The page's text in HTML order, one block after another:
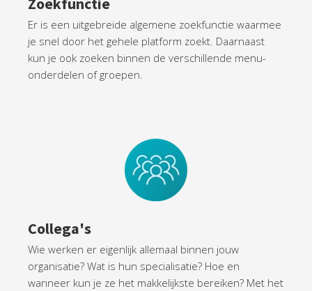
Er is een uitgebreide algemene zoekfunctie waarmee
je snel door het gehele platform zoekt. Daarnaast
kun je ook zoeken binnen de verschillende menu-
onderdelen of groepen.
Collega's
Wie werken er eigenlijk allemaal binnen jouw
organisatie? Wat is hun specialisatie? Hoe en
wanneer kun je ze het makkelijkste bereiken? Met het